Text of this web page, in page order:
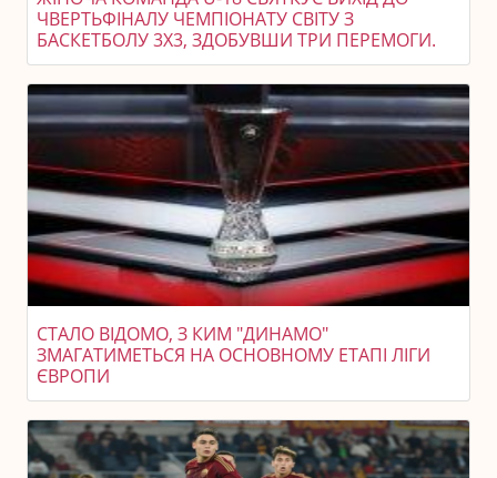
ЧВЕРТЬФІНАЛУ ЧЕМПІОНАТУ СВІТУ З
БАСКЕТБОЛУ 3X3, ЗДОБУВШИ ТРИ ПЕРЕМОГИ.
СТАЛО ВІДОМО, З КИМ "ДИНАМО"
ЗМАГАТИМЕТЬСЯ НА ОСНОВНОМУ ЕТАПІ ЛІГИ
ЄВРОПИ